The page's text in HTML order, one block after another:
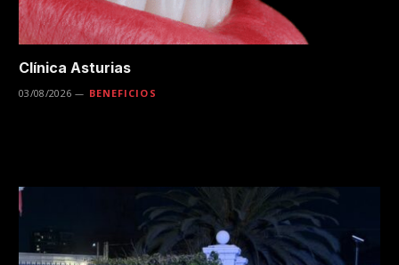
Clínica Asturias
03/08/2026 BENEFICIOS